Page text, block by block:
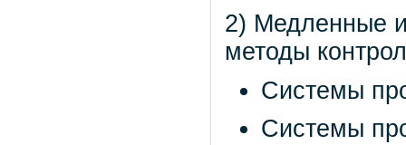
2) Медленные
методы
Системы
Системы